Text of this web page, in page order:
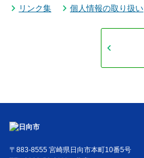
リンク集 個人情報の取り扱い
〒883-8555 宮崎県日向市本町10番5号